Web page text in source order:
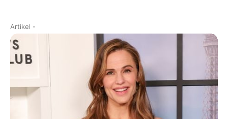
Artikel -